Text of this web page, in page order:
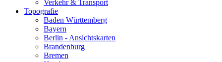
Verkehr & Transport
Topografie
Baden Württemberg
Bayern
Berlin - Ansichtskarten
Brandenburg
Bremen